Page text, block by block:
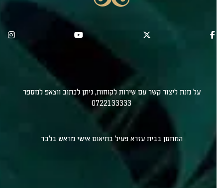
על מנת ליצור קשר עם שירות לקוחות, ניתן לכתוב ווצאפ למספר
0722133333
המחסן בבית עזרא פעיל בתיאום אישי מראש בלבד